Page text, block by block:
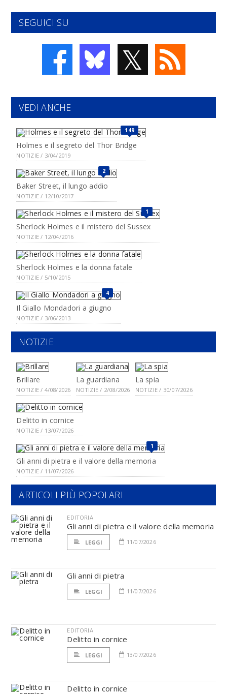
SEGUICI SU
𝕏
VEDI ANCHE
149
Holmes e il segreto del Thor Bridge
NOTIZIE / 3/04/2019
2
Baker Street, il lungo addio
NOTIZIE / 12/10/2017
1
Sherlock Holmes e il mistero del Sussex
NOTIZIE / 12/04/2016
Sherlock Holmes e la donna fatale
NOTIZIE / 5/10/2015
4
Il Giallo Mondadori a giugno
NOTIZIE / 3/06/2013
NOTIZIE
Brillare
NOTIZIE / 4/08/2026
La guardiana
NOTIZIE / 2/08/2026
La spia
NOTIZIE / 30/07/2026
Delitto in cornice
NOTIZIE / 13/07/2026
1
Gli anni di pietra e il valore della memoria
NOTIZIE / 11/07/2026
ARTICOLI PIÙ POPOLARI
EDITORIA
Gli anni di pietra e il valore della memoria
LEGGI 11/07/2026
Gli anni di pietra
LEGGI 11/07/2026
EDITORIA
Delitto in cornice
LEGGI 13/07/2026
Delitto in cornice